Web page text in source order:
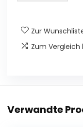
Zur
Zum
Verwandte